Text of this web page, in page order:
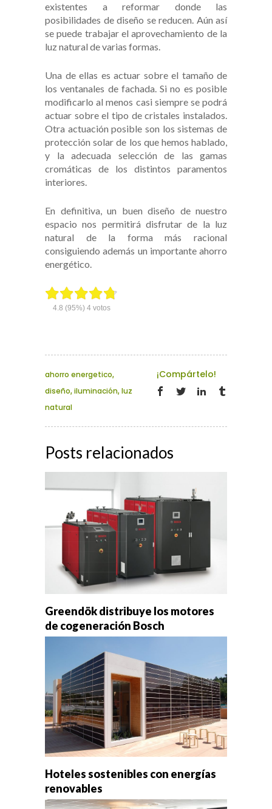
existentes a reformar donde las
posibilidades de diseño se reducen. Aún así
se puede trabajar el aprovechamiento de la
luz natural de varias formas.
Una de ellas es actuar sobre el tamaño de
los ventanales de fachada. Si no es posible
modificarlo al menos casi siempre se podrá
actuar sobre el tipo de cristales instalados.
Otra actuación posible son los sistemas de
protección solar de los que hemos hablado,
y la adecuada selección de las gamas
cromáticas de los distintos paramentos
interiores.
En definitiva, un buen diseño de nuestro
espacio nos permitirá disfrutar de la luz
natural de la forma más racional
consiguiendo además un importante ahorro
energético.
4.8 (95%) 4votos
ahorro energetico,
diseño, iluminación, luz
natural
¡Compártelo!
Posts relacionados
Greendök distribuye los motores
de cogeneración Bosch
Hoteles sostenibles con energías
renovables